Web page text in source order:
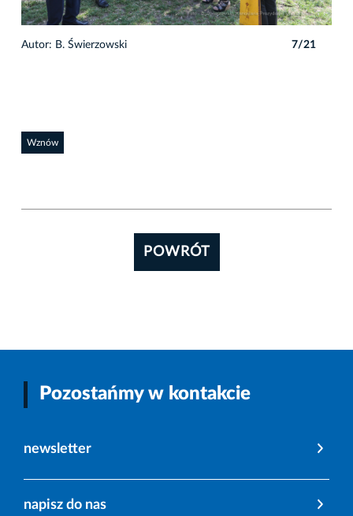
Autor: B. Świerzowski 7/21
Wznów
POWRÓT
Pozostańmy w kontakcie
newsletter
napisz do nas